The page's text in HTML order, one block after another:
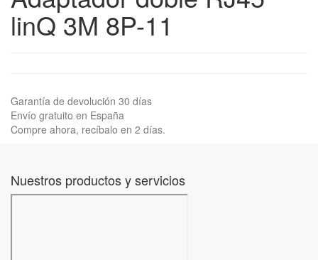
linQ 3M 8P-11
Garantía de devolución 30 días
Envío gratuito en España
Compre ahora, recíbalo en 2 días.
Nuestros productos y servicios